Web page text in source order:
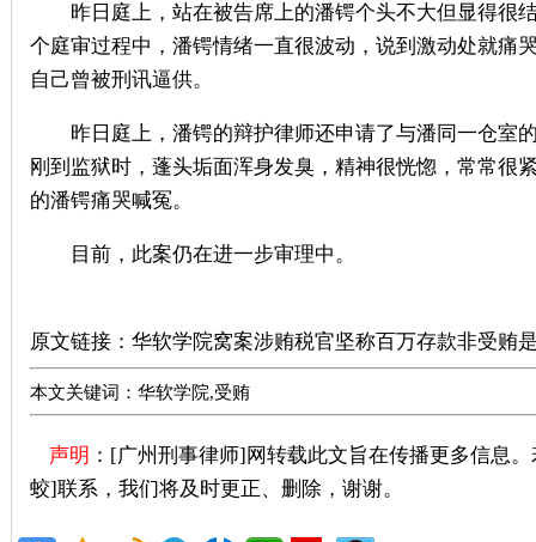
昨日庭上，站在被告席上的潘锷个头不大但显得很
个庭审过程中，潘锷情绪一直很波动，说到激动处就痛
自己曾被刑讯逼供。
昨日庭上，潘锷的辩护律师还申请了与潘同一仓室的
刚到监狱时，蓬头垢面浑身发臭，精神很恍惚，常常
的潘锷痛哭喊冤。
目前，此案仍在进一步审理中。
原文链接： 华软学院窝案涉贿税官坚称百万存款非受贿
本文关键词：华软学院,受贿
声明 ：[广州刑事律师]网转载此文旨在传播更多信息
蛟]联系，我们将及时更正、删除，谢谢。